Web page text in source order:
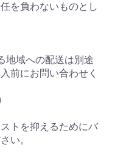
を負わないものとし
地域への配送は別途
前にお問い合わせく
トを抑えるためにバ
い。